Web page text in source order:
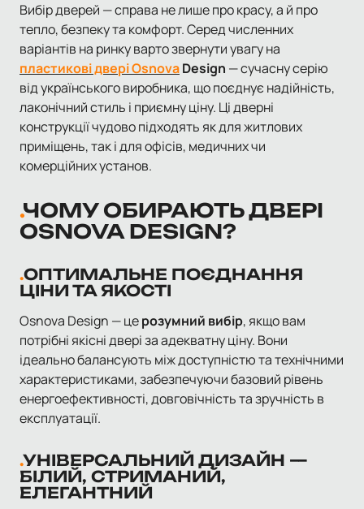
Вибір дверей — справа не лише про красу, а й про
тепло, безпеку та комфорт. Серед численних
варіантів на ринку варто звернути увагу на
пластикові двері OsnovaDesign — сучасну серію
від українського виробника, що поєднує надійність,
лаконічний стиль і приємну ціну. Ці дверні
конструкції чудово підходять як для житлових
приміщень, так і для офісів, медичних чи
комерційних установ.
ЧОМУ ОБИРАЮТЬ ДВЕРІ
OSNOVA DESIGN?
ОПТИМАЛЬНЕ ПОЄДНАННЯ
ЦІНИ ТА ЯКОСТІ
Osnova Design — церозумний вибір, якщо вам
потрібні якісні двері за адекватну ціну. Вони
ідеально балансують між доступністю та технічними
характеристиками, забезпечуючи базовий рівень
енергоефективності, довговічність та зручність в
експлуатації.
УНІВЕРСАЛЬНИЙ ДИЗАЙН —
БІЛИЙ, СТРИМАНИЙ,
ЕЛЕГАНТНИЙ